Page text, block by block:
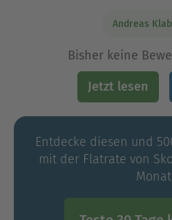
Andreas
Bisher keine
Jetzt lesen
Entdecke diesen und
mit der Flatrate von